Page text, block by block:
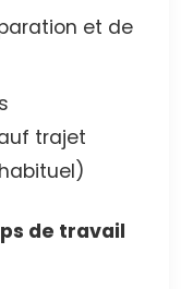
et de
trajet
de travail